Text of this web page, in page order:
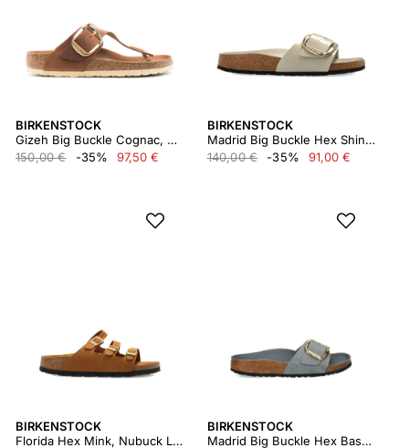
BIRKENSTOCK
Gizeh Big Buckle Cognac, Oiled Leather
150,00 €
-35% 97,50 €
BIRKENSTOCK
Madrid Big Buckle Hex Shine Oyster, Natural Lea
140,00 €
-35% 91,00 €
BIRKENSTOCK
Florida Hex Mink, Nubuck Leather
BIRKENSTOCK
Madrid Big Buckle Hex Basalt Gray, Oiled Leather